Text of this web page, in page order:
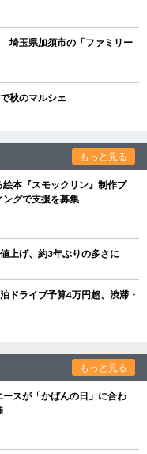
埼玉県加須市の「ファミリー
秋のマルシェ
もっと見る
本『スモックリン』制作プ
グで支援を募集
上げ、約3年ぶりの多さに
ドライブ予算4万円超、渋滞・
もっと見る
スが「かばんの日」に合わ